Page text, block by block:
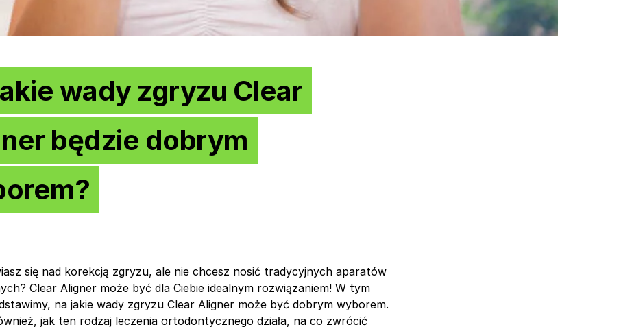
wady zgryzu Clear
będzie dobrym
się nad korekcją zgryzu, ale nie chcesz nosić tradycyjnych aparatów
Clear Aligner może być dla Ciebie idealnym rozwiązaniem! W tym
na jakie wady zgryzu Clear Aligner może być dobrym wyborem.
jak ten rodzaj leczenia ortodontycznego działa, na co zwrócić